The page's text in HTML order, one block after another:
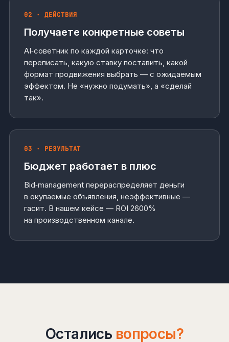
02 · ДЕЙСТВИЯ
Получаете конкретные советы
AI‑советник по каждой карточке: что
переписать, какую ставку поставить, какой
формат продвижения выбрать — с ожидаемым
эффектом. Не «нужно подумать», а «сделай
так».
03 · РЕЗУЛЬТАТ
Бюджет работает в плюс
Bid‑management перераспределяет деньги
в окупаемые объявления, неэффективные —
гасит. В нашем кейсе — ROI 2600%
на производственном канале.
Остались вопросы?